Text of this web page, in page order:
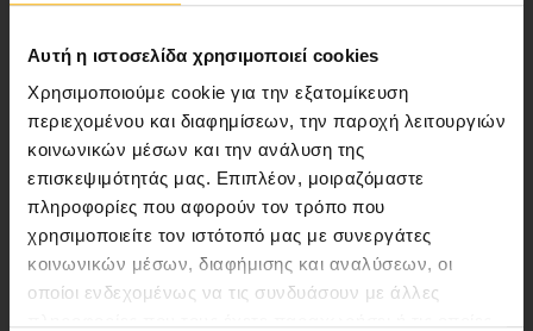
Αυτή η ιστοσελίδα χρησιμοποιεί cookies
Χρησιμοποιούμε cookie για την εξατομίκευση
περιεχομένου και διαφημίσεων, την παροχή λειτουργιών
κοινωνικών μέσων και την ανάλυση της
επισκεψιμότητάς μας. Επιπλέον, μοιραζόμαστε
πληροφορίες που αφορούν τον τρόπο που
χρησιμοποιείτε τον ιστότοπό μας με συνεργάτες
κοινωνικών μέσων, διαφήμισης και αναλύσεων, οι
οποίοι ενδεχομένως να τις συνδυάσουν με άλλες
Αποστολή μας να παρέχουμε υψηλής
ποιότητας ολοκληρωμένες υπηρεσίες
υγείας.
Περιοχή Ιατρών